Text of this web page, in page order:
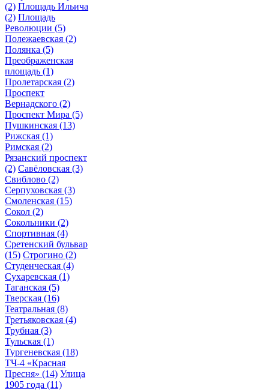
(2) Площадь Ильича
(2) Площадь
Революции (5)
Полежаевская (2)
Полянка (5)
Преображенская
площадь (1)
Пролетарская (2)
Проспект
Вернадского (2)
Проспект Мира (5)
Пушкинская (13)
Рижская (1)
Римская (2)
Рязанский проспект
(2) Савёловская (3)
Свиблово (2)
Серпуховская (3)
Смоленская (15)
Сокол (2)
Сокольники (2)
Спортивная (4)
Сретенский бульвар
(15) Строгино (2)
Студенческая (4)
Сухаревская (1)
Таганская (5)
Тверская (16)
Театральная (8)
Третьяковская (4)
Трубная (3)
Тульская (1)
Тургеневская (18)
ТЧ-4 «Красная
Пресня» (14) Улица
1905 года (11)